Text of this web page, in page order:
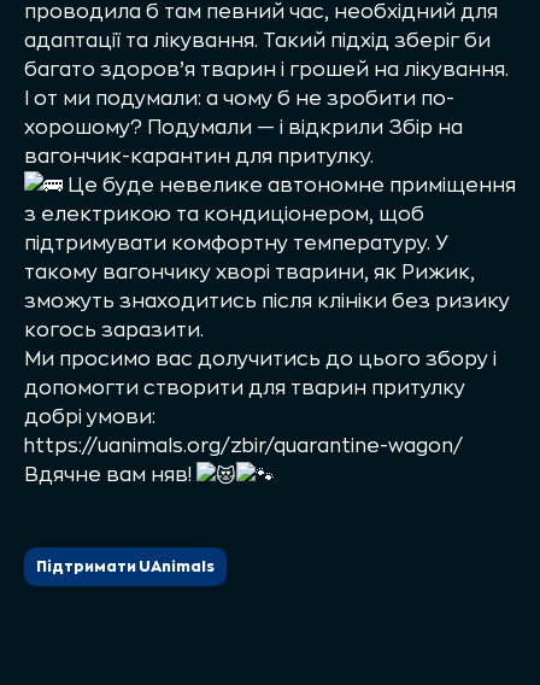
проводила б там певний час, необхідний для
адаптації та лікування. Такий підхід зберіг би
багато здоров’я тварин і грошей на лікування.
І от ми подумали: а чому б не зробити по-
хорошому? Подумали — і відкрили Збір на
вагончик-карантин для притулку.
Це буде невелике автономне приміщення
з електрикою та кондиціонером, щоб
підтримувати комфортну температуру. У
такому вагончику хворі тварини, як Рижик,
зможуть знаходитись після клініки без ризику
когось заразити.
Ми просимо вас долучитись до цього збору і
допомогти створити для тварин притулку
добрі умови:
https://uanimals.org/zbir/quarantine-wagon/
Вдячне вам няв!
Підтримати UAnimals